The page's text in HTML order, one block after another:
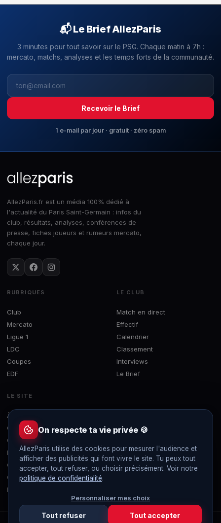
📬 Le Brief AllezParis
3 minutes pour tout savoir sur le PSG. Chaque matin à 7h :
mercato, matchs, analyses et les temps forts de la communauté.
Recevoir le Brief
1 e-mail par jour · gratuit · zéro spam
AllezParis.fr est un média 100% dédié à
l'actualité du Paris Saint-Germain : infos du
club, résultats, analyses, conférences de
presse, fiches joueurs et rumeurs mercato,
chaque jour.
RUBRIQUES
Club
Mercato
Ligue 1
LDC
Coupes
EDF
LE CLUB
Match en direct
Effectif
Calendrier
Classement
Interviews
Le Brief
LE SITE
À propos
Concours
Contact
Mentions légales
Confidentialité
Gérer les cookies
Flux RSS
On respecte ta vie privée 🍪
AllezParis utilise des cookies pour mesurer l'audience et
afficher des publicités qui font vivre le site. Tu peux tout
accepter, tout refuser, ou choisir précisément. Voir notre
politique de confidentialité.
Personnaliser mes choix
Tout refuser Tout accepter